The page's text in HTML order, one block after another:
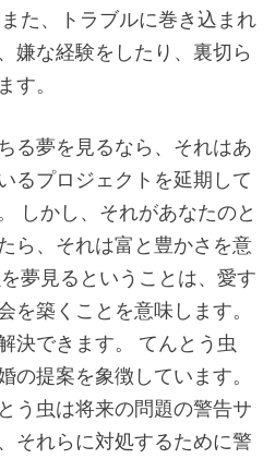
た、トラブルに巻き込まれ
嫌な経験をしたり、裏切ら
す。
る夢を見るなら、それはあ
るプロジェクトを延期して
しかし、それがあなたのと
ら、それは富と豊かさを意
夢見るということは、愛す
を築くことを意味します。
決できます。 てんとう虫
の提案を象徴しています。
う虫は将来の問題の警告サ
それらに対処するために警